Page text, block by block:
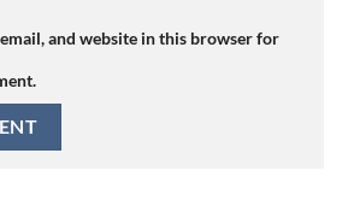
email, and website in this browser for